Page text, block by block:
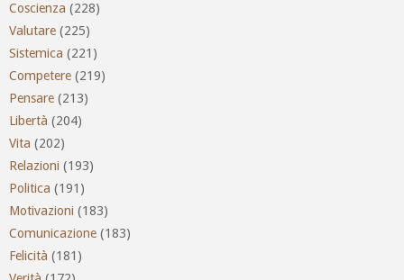
Coscienza (228)
Valutare (225)
Sistemica (221)
Competere (219)
Pensare (213)
Libertà (204)
Vita (202)
Relazioni (193)
Politica (191)
Motivazioni (183)
Comunicazione (183)
Felicità (181)